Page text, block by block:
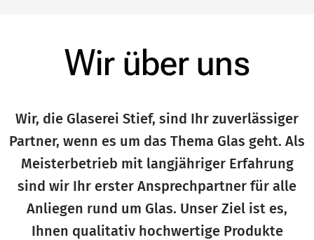
Wir über uns
Wir, die Glaserei Stief, sind Ihr zuverlässiger
Partner, wenn es um das Thema Glas geht. Als
Meisterbetrieb mit langjähriger Erfahrung
sind wir Ihr erster Ansprechpartner für alle
Anliegen rund um Glas. Unser Ziel ist es,
Ihnen qualitativ hochwertige Produkte